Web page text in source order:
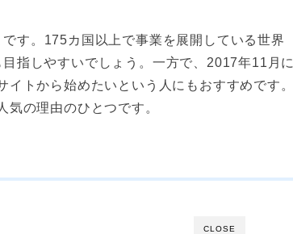
す。175カ国以上で事業を展開している世界
指しやすいでしょう。一方で、2017年11月に
トから始めたいという人にもおすすめです。
の理由のひとつです。
CLOSE